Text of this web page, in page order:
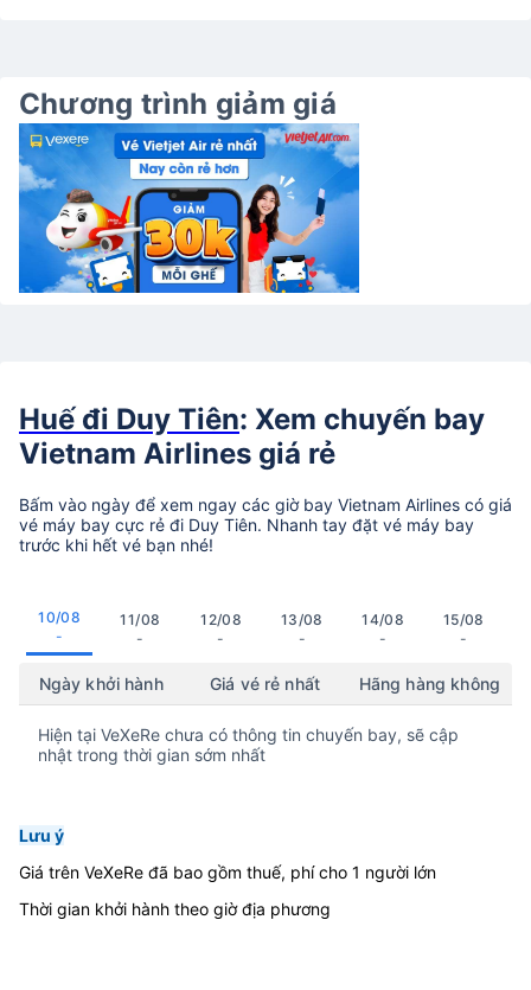
Chương trình giảm giá
Huế đi Duy Tiên: Xem chuyến bay
Vietnam Airlines giá rẻ
Bấm vào ngày để xem ngay các giờ bay Vietnam Airlines có giá
vé máy bay cực rẻ đi Duy Tiên. Nhanh tay đặt vé máy bay
trước khi hết vé bạn nhé!
10/08
-
11/08
-
12/08
-
13/08
-
14/08
-
15/08
-
Ngày khởi hành Giá vé rẻ nhất Hãng hàng không
Hiện tại VeXeRe chưa có thông tin chuyến bay, sẽ cập
nhật trong thời gian sớm nhất
Lưu ý
Giá trên VeXeRe đã bao gồm thuế, phí cho 1 người lớn
Thời gian khởi hành theo giờ địa phương